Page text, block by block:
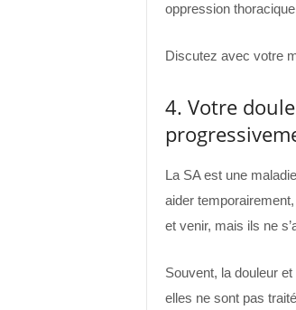
oppression
Discutez avec votre
4. Votre
La SA est une
aider
et venir, mais ils ne
Souvent, la douleur
elles ne sont pas